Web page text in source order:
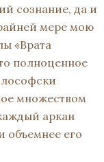
сознание, да и
мере мою
«Врата
полноценное
множеством
аркан
объемнее его